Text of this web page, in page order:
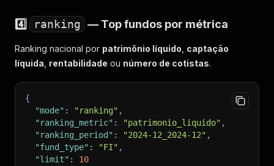
4️⃣ ranking — Top fundos por métrica
Ranking nacional por patrimônio líquido captação
líquida rentabilidade ou número de cotistas.
{
"mode" : "ranking" ,
"ranking_metric" : "patrimonio_liquido" ,
"ranking_period" : "2024-12_2024-12" ,
"fund_type" : "FI" ,
"limit" :
10